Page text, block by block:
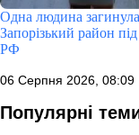
Одна людина
Запорізький район
РФ
06 Серпня 2026, 08:09
Популярні